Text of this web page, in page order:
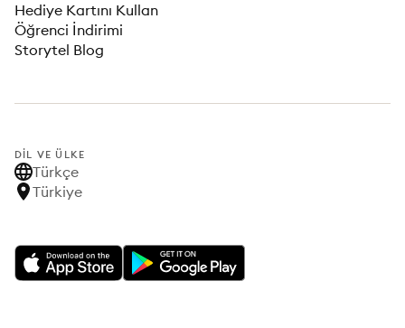
Hediye Kartını Kullan
Öğrenci İndirimi
Storytel Blog
DIL VE ÜLKE
Türkçe
Türkiye